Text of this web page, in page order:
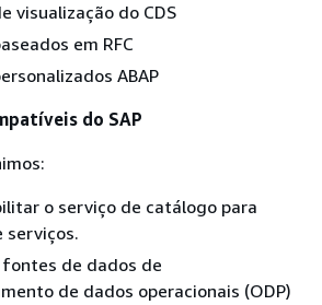
visualização do CDS
em RFC
ABAP
do SAP
o serviço de catálogo para
serviços.
de dados de
de dados operacionais (ODP)